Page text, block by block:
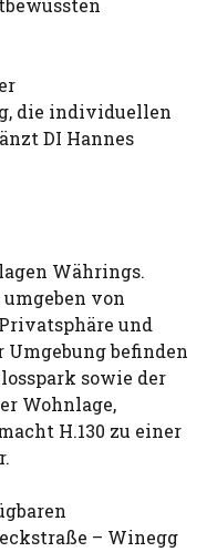
die individuellen
DI Hannes
Währings.
von
und
befinden
sowie der
Wohnlage,
H.130 zu einer
– Winegg